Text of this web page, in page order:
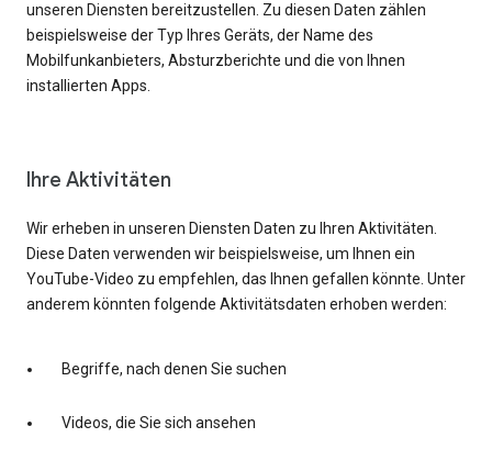
unseren Diensten bereitzustellen. Zu diesen Daten zählen
beispielsweise der Typ Ihres Geräts, der Name des
Mobilfunkanbieters, Absturzberichte und die von Ihnen
installierten Apps.
Ihre Aktivitäten
Wir erheben in unseren Diensten Daten zu Ihren Aktivitäten.
Diese Daten verwenden wir beispielsweise, um Ihnen ein
YouTube-Video zu empfehlen, das Ihnen gefallen könnte. Unter
anderem könnten folgende Aktivitätsdaten erhoben werden:
Begriffe, nach denen Sie suchen
Videos, die Sie sich ansehen